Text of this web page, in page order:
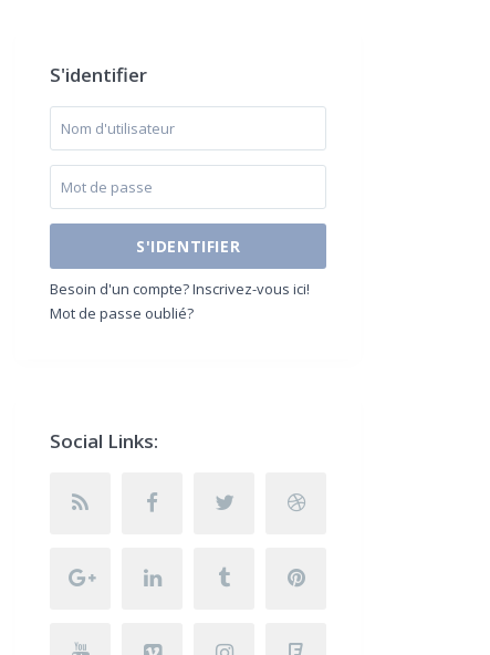
S'identifier
S'IDENTIFIER
Besoin d'un compte? Inscrivez-vous ici!
Mot de passe oublié?
Social Links: